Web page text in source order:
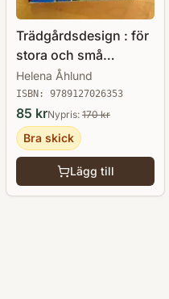
Trädgårdsdesign : för
stora och små
trädgårdar
Helena Åhlund
ISBN: 9789127026353
85 krNypris: 170kr
Bra skick
Lägg till